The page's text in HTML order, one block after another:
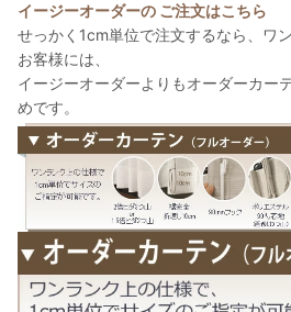
イージーオーダーの ご注文はこちら
せっかく1cm単位で注文するなら、ワ
お客様には、
イージーオーダーよりもオーダーカー
めです。